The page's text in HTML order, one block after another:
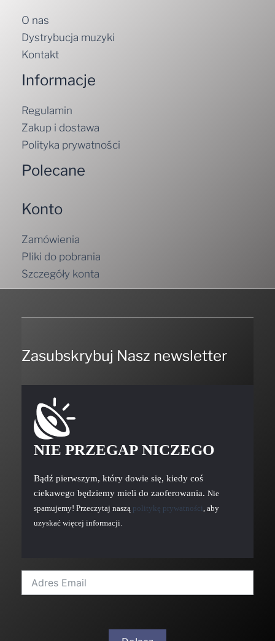
O nas
Dystrybucja muzyki
Kontakt
Informacje
Regulamin
Zakup i dostawa
Polityka prywatności
Polecane
Konto
Zamówienia
Pliki do pobrania
Szczegóły konta
Zasubskrybuj Nasz newsletter
NIE PRZEGAP NICZEGO
Bądź pierwszym, który dowie się, kiedy coś
ciekawego będziemy mieli do zaoferowania. Nie
spamujemy! Przeczytaj naszą politykę prywatności , aby
uzyskać więcej informacji.